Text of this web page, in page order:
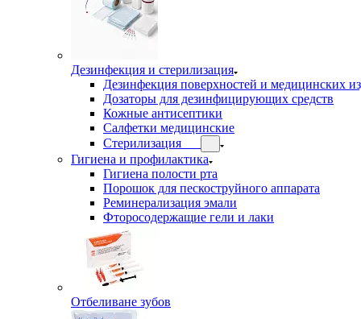
Дезинфекция и стерилизация
Дезинфекция поверхностей и медицинских
Дозаторы для дезинфицирующих средств
Кожные антисептики
Салфетки медицинские
Стерилизация
Гигиена и профилактика
Гигиена полости рта
Порошок для пескоструйного аппарата
Реминерализация эмали
Фторосодержащие гели и лаки
Отбеливане зубов